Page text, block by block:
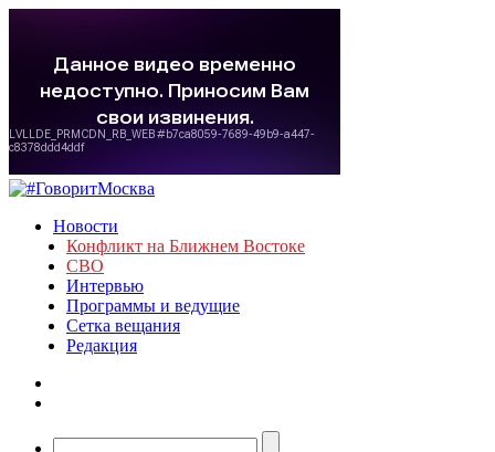
Новости
Конфликт на Ближнем Востоке
СВО
Интервью
Программы и ведущие
Сетка вещания
Редакция